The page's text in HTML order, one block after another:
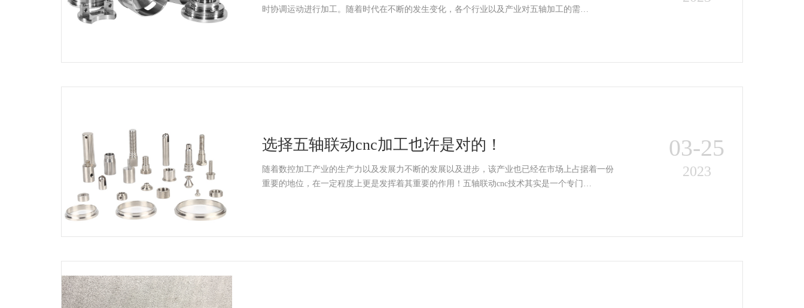
时协调运动进行加工。随着时代在不断的发生变化，各个行业以及产业对五轴加工的需…
选择五轴联动cnc加工也许是对的！
随着数控加工产业的生产力以及发展力不断的发展以及进步，该产业也已经在市场上占据着一份
重要的地位，在一定程度上更是发挥着其重要的作用！五轴联动cnc技术其实是一个专门…
03-25
2023